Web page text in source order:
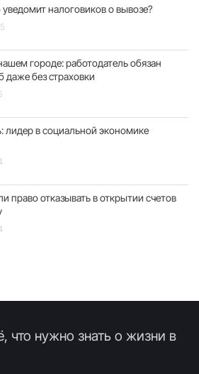
уведомит налоговиков о вывозе?
5
городе: работодатель обязан
даже без страховки
лидер в социальной экономике
право отказывать в открытии счетов
что нужно знать о жизни в